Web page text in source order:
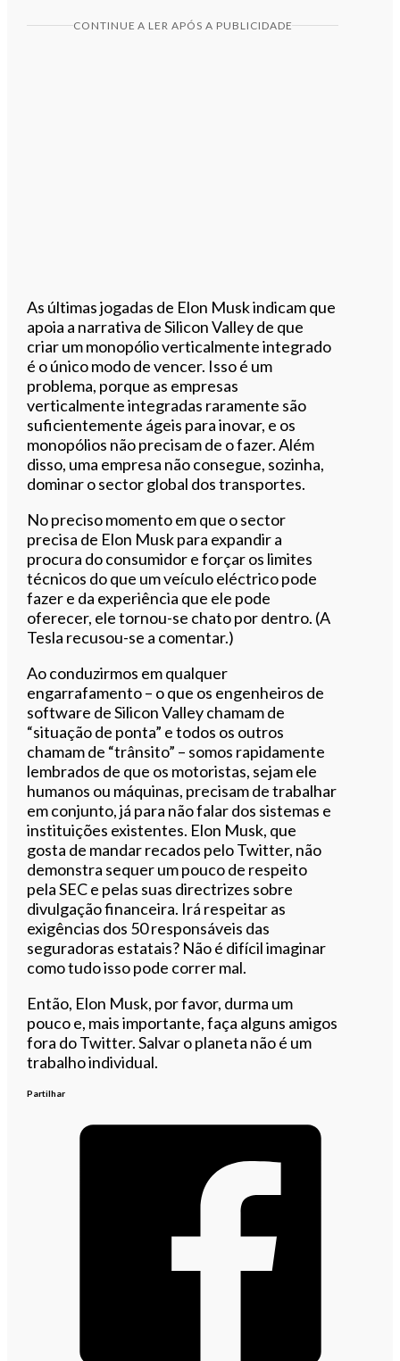
CONTINUE A LER APÓS A PUBLICIDADE
As últimas jogadas de Elon Musk indicam que
apoia a narrativa de Silicon Valley de que
criar um monopólio verticalmente integrado
é o único modo de vencer. Isso é um
problema, porque as empresas
verticalmente integradas raramente são
suficientemente ágeis para inovar, e os
monopólios não precisam de o fazer. Além
disso, uma empresa não consegue, sozinha,
dominar o sector global dos transportes.
No preciso momento em que o sector
precisa de Elon Musk para expandir a
procura do consumidor e forçar os limites
técnicos do que um veículo eléctrico pode
fazer e da experiência que ele pode
oferecer, ele tornou-se chato por dentro. (A
Tesla recusou-se a comentar.)
Ao conduzirmos em qualquer
engarrafamento – o que os engenheiros de
software de Silicon Valley chamam de
“situação de ponta” e todos os outros
chamam de “trânsito” – somos rapidamente
lembrados de que os motoristas, sejam ele
humanos ou máquinas, precisam de trabalhar
em conjunto, já para não falar dos sistemas e
instituições existentes. Elon Musk, que
gosta de mandar recados pelo Twitter, não
demonstra sequer um pouco de respeito
pela SEC e pelas suas directrizes sobre
divulgação financeira. Irá respeitar as
exigências dos 50 responsáveis das
seguradoras estatais? Não é difícil imaginar
como tudo isso pode correr mal.
Então, Elon Musk, por favor, durma um
pouco e, mais importante, faça alguns amigos
fora do Twitter. Salvar o planeta não é um
trabalho individual.
Partilhar